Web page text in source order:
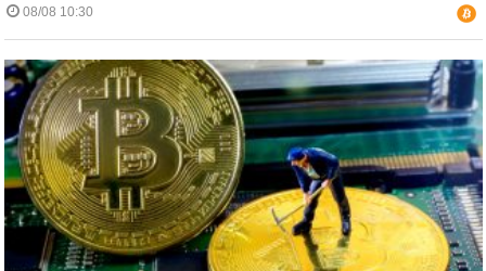
08/08 10:30